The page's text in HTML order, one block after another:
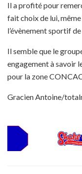
Il a profité pour
fait choix de lui, même
l’évènement sportif
Il semble que le
engagement à savoir
pour la zone
Gracien Antoine/